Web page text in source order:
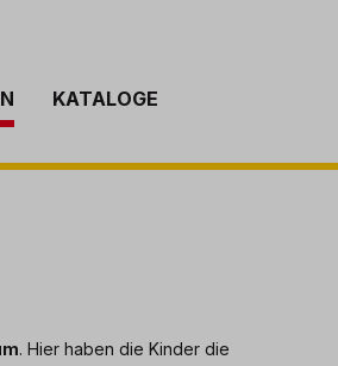
KATALOGE
. Hier haben die Kinder die